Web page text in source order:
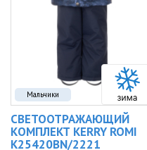
Мальчики
СВЕТООТРАЖАЮЩИЙ
КОМПЛЕКТ KERRY ROMI
K25420BN/2221